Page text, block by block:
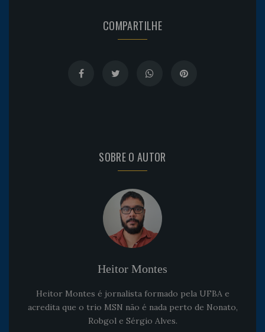
COMPARTILHE
SOBRE O AUTOR
Heitor Montes
Heitor Montes é jornalista formado pela UFBA e
acredita que o trio MSN não é nada perto de Nonato,
Robgol e Sérgio Alves.